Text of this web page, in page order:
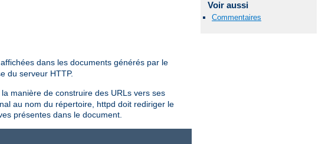
Voir aussi
Commentaires
dans les documents générés par le
du serveur HTTP.
manière de construire des URLs vers ses
au nom du répertoire, httpd doit rediriger le
présentes dans le document.